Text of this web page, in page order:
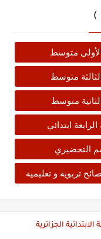
)
متوسط
متوسط
متوسط
ابتدائي
التحضيري
تربوية و تعليمية
الجزائرية